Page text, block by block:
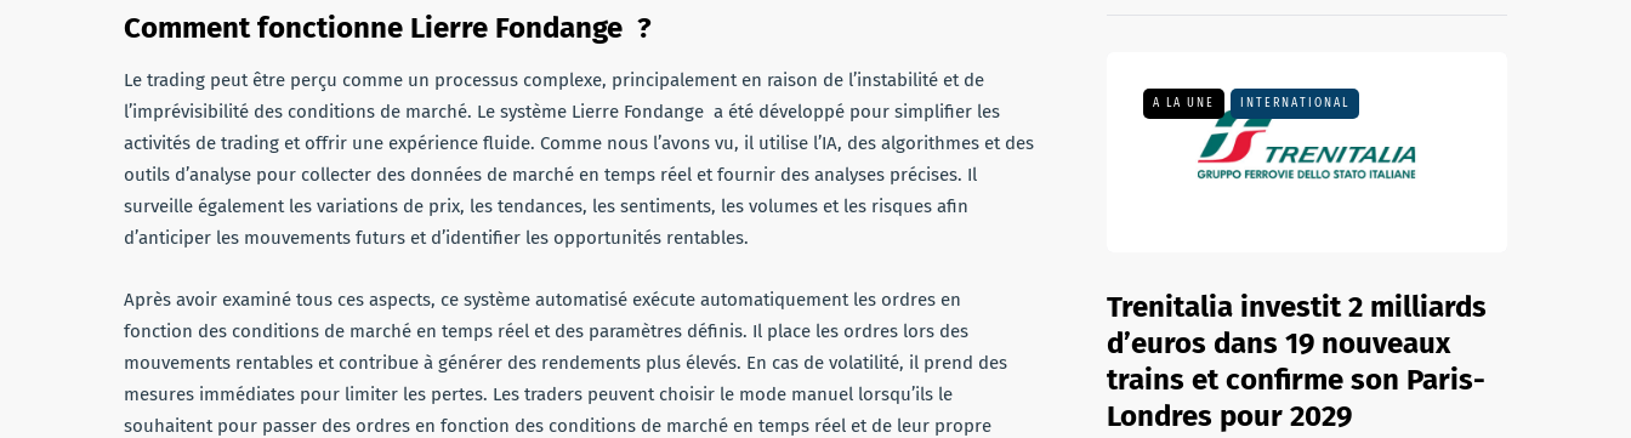
Comment fonctionne Lierre Fondange ?
Le trading peut être perçu comme un processus complexe, principalement en raison de l’instabilité et de
l’imprévisibilité des conditions de marché. Le système Lierre Fondange a été développé pour simplifier les
activités de trading et offrir une expérience fluide. Comme nous l’avons vu, il utilise l’IA, des algorithmes et des
outils d’analyse pour collecter des données de marché en temps réel et fournir des analyses précises. Il
surveille également les variations de prix, les tendances, les sentiments, les volumes et les risques afin
d’anticiper les mouvements futurs et d’identifier les opportunités rentables.
Après avoir examiné tous ces aspects, ce système automatisé exécute automatiquement les ordres en
fonction des conditions de marché en temps réel et des paramètres définis. Il place les ordres lors des
mouvements rentables et contribue à générer des rendements plus élevés. En cas de volatilité, il prend des
mesures immédiates pour limiter les pertes. Les traders peuvent choisir le mode manuel lorsqu’ils le
souhaitent pour passer des ordres en fonction des conditions de marché en temps réel et de leur propre
A LA UNE INTERNATIONAL
Trenitalia investit 2 milliards
d’euros dans 19 nouveaux
trains et confirme son Paris-
Londres pour 2029